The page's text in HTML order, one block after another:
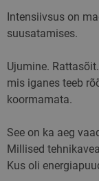
Intensiivsus on
suusatamises.
Ujumine.
mis iganes teeb
koormamata.
See on ka aeg
Millised
Kus oli